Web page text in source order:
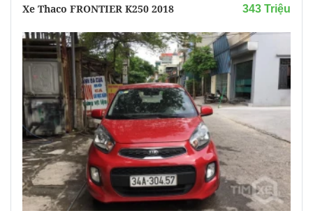
Xe Thaco FRONTIER K250 2018 343 Triệu